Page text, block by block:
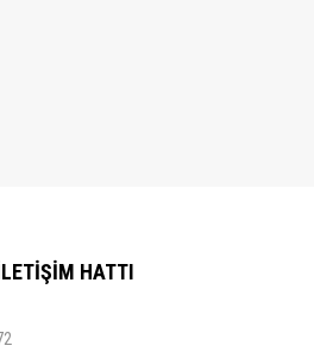
HATTI